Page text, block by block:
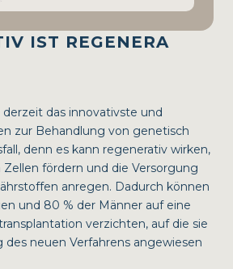
IST REGENERA
das innovativste und
zur Behandlung von genetisch
denn es kann regenerativ wirken,
fördern und die Versorgung
anregen. Dadurch können
und 80 % der Männer auf eine
verzichten, auf die sie
neuen Verfahrens angewiesen